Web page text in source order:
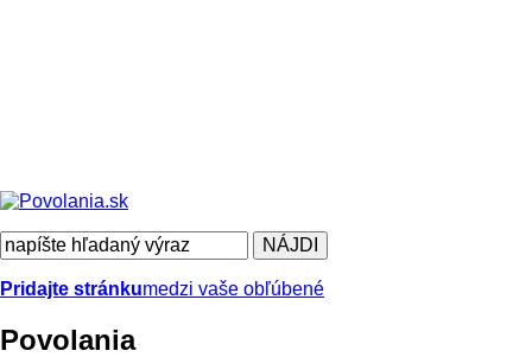
Pridajte stránkumedzi vaše obľúbené
Povolania